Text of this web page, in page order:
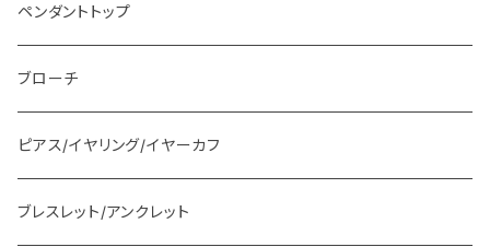
ペンダントトップ
ブローチ
ピアス/イヤリング/イヤーカフ
ブレスレット/アンクレット